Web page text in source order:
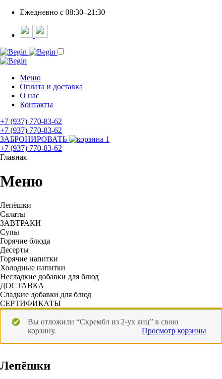
Ежедневно c 08:30–21:30
Меню
Оплата и доставка
О нас
Контакты
+7 (937) 770-83-62
+7 (937) 770-83-62
ЗАБРОНИРОВАТЬ
1
+7 (937) 770-83-62
Главная
Меню
Лепёшки
Салаты
ЗАВТРАКИ
Супы
Горячие блюда
Десерты
Горячие напитки
Холодные напитки
Несладкие добавки для блюд
ДОСТАВКА
Сладкие добавки для блюд
СЕРТИФИКАТЫ
Вы отложили “Скрембл из 2-ух яиц” в свою
корзину.
Просмотр корзины
Лепёшки